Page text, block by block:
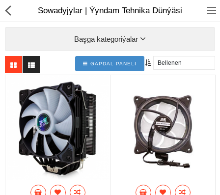
Noutbuk
Monobloklar
Kompýuter düzüjiler
Kompýuter aksesuarlary
Sowadyjylar | Ýyndam Tehnika Dünýäsi
Başga kategoriýalar
GAPDAL PANELI